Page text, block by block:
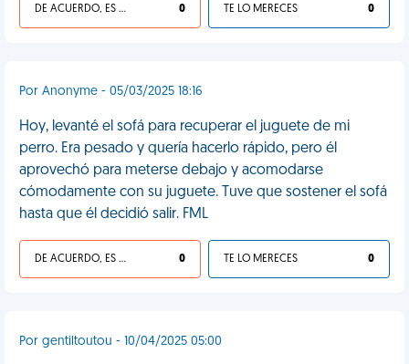
DE ACUERDO, ES UNA VIDA HP 0 TE LO MERECES 0
Por Anonyme - 05/03/2025 18:16
Hoy, levanté el sofá para recuperar el juguete de mi
perro. Era pesado y quería hacerlo rápido, pero él
aprovechó para meterse debajo y acomodarse
cómodamente con su juguete. Tuve que sostener el sofá
hasta que él decidió salir. FML
DE ACUERDO, ES UNA VIDA HP 0 TE LO MERECES 0
Por gentiltoutou - 10/04/2025 05:00